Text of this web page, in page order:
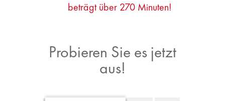
beträgt über 270 Minuten!
Probieren Sie es jetzt
aus!